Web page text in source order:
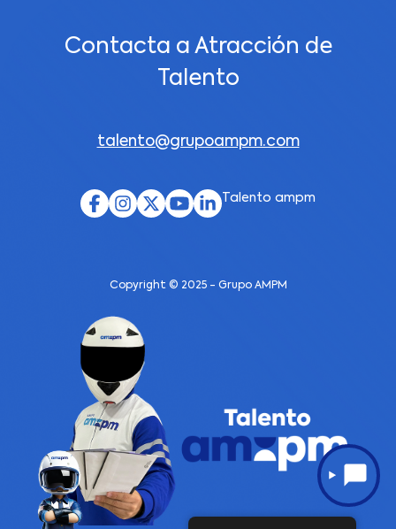
Contacta a Atracción de
Talento
talento@grupoampm.com
Talento ampm
Copyright © 2025 - Grupo AMPM